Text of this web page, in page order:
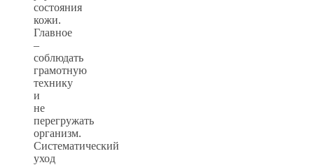
состояния
кожи.
Главное
–
соблюдать
грамотную
технику
и
не
перегружать
организм.
Систематический
уход